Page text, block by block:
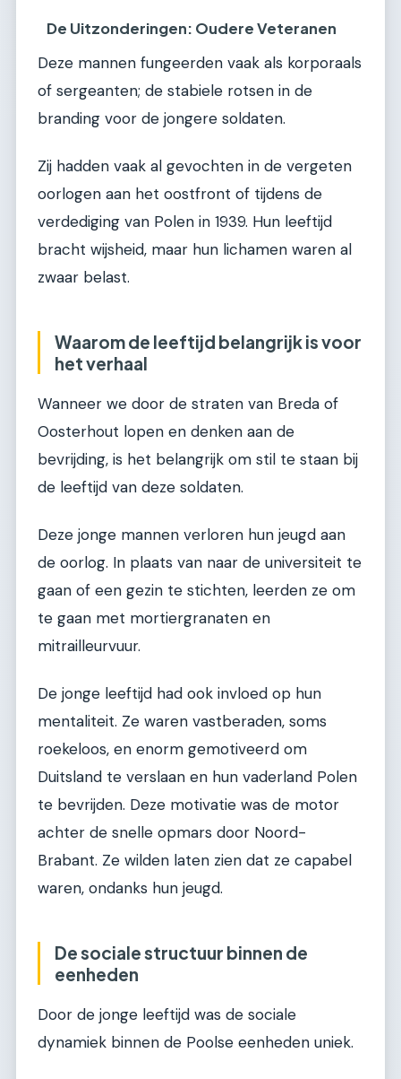
De Uitzonderingen: Oudere Veteranen
Deze mannen fungeerden vaak als korporaals
of sergeanten; de stabiele rotsen in de
branding voor de jongere soldaten.
Zij hadden vaak al gevochten in de vergeten
oorlogen aan het oostfront of tijdens de
verdediging van Polen in 1939. Hun leeftijd
bracht wijsheid, maar hun lichamen waren al
zwaar belast.
Waarom de leeftijd belangrijk is voor
het verhaal
Wanneer we door de straten van Breda of
Oosterhout lopen en denken aan de
bevrijding, is het belangrijk om stil te staan bij
de leeftijd van deze soldaten.
Deze jonge mannen verloren hun jeugd aan
de oorlog. In plaats van naar de universiteit te
gaan of een gezin te stichten, leerden ze om
te gaan met mortiergranaten en
mitrailleurvuur.
De jonge leeftijd had ook invloed op hun
mentaliteit. Ze waren vastberaden, soms
roekeloos, en enorm gemotiveerd om
Duitsland te verslaan en hun vaderland Polen
te bevrijden. Deze motivatie was de motor
achter de snelle opmars door Noord-
Brabant. Ze wilden laten zien dat ze capabel
waren, ondanks hun jeugd.
De sociale structuur binnen de
eenheden
Door de jonge leeftijd was de sociale
dynamiek binnen de Poolse eenheden uniek.